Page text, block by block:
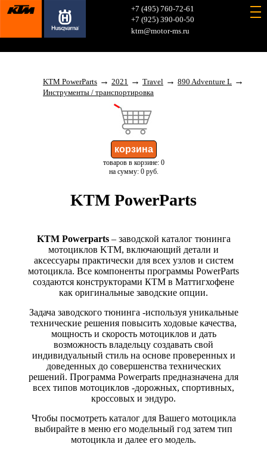
+7 (495) 760-72-61
+7 (925) 390-00-50
ktm@motor-ms.ru
KTM PowerParts → 2021 → Travel → 890 Adventure L →
Инструменты / транспортировка
товаров в корзине: 0
на сумму: 0 руб.
KTM PowerParts
KTM Powerparts– заводской каталог тюнинга
мотоциклов KTM, включающий детали и
аксессуары практически для всех узлов и систем
мотоцикла. Все компоненты программы PowerParts
создаются конструкторами КТМ в Маттигхофене
как оригинальные заводские опции.
Задача заводского тюнинга -используя уникальные
технические решения повысить ходовые качества,
мощность и скорость мотоциклов и дать
возможность владельцу создавать свой
индивидуальный стиль на основе проверенных и
доведенных до совершенства технических
решений. Программа Powerparts предназначена для
всех типов мотоциклов -дорожных, спортивных,
кроссовых и эндуро.
Чтобы посмотреть каталог для Вашего мотоцикла
выбирайте в меню его модельный год затем тип
мотоцикла и далее его модель.